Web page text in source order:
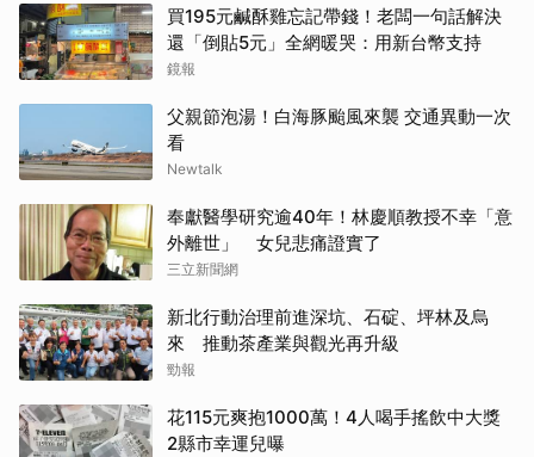
買195元鹹酥雞忘記帶錢！老闆一句話解決
還「倒貼5元」全網暖哭：用新台幣支持
鏡報
父親節泡湯！白海豚颱風來襲 交通異動一次
看
Newtalk
奉獻醫學研究逾40年！林慶順教授不幸「意
外離世」 女兒悲痛證實了
三立新聞網
新北行動治理前進深坑、石碇、坪林及烏
來 推動茶產業與觀光再升級
勁報
花115元爽抱1000萬！4人喝手搖飲中大獎
2縣市幸運兒曝